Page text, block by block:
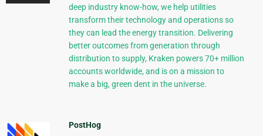
deep industry know-how, we help utilities
transform their technology and operations so
they can lead the energy transition. Delivering
better outcomes from generation through
distribution to supply, Kraken powers 70+ million
accounts worldwide, and is on a mission to
make a big, green dent in the universe.
PostHog